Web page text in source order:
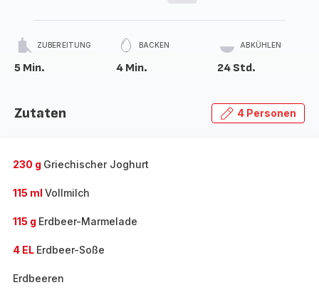
ZUBEREITUNG
5 Min.
BACKEN
4 Min.
ABKÜHLEN
24 Std.
Zutaten 4 Personen
230 g Griechischer Joghurt
115 ml Vollmilch
115 g Erdbeer-Marmelade
4 EL Erdbeer-Soße
Erdbeeren